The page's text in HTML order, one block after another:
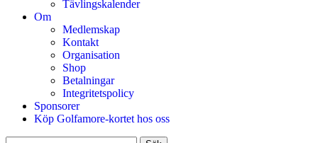
Tävlingskalender
Om
Medlemskap
Kontakt
Organisation
Shop
Betalningar
Integritetspolicy
Sponsorer
Köp Golfamore-kortet hos oss